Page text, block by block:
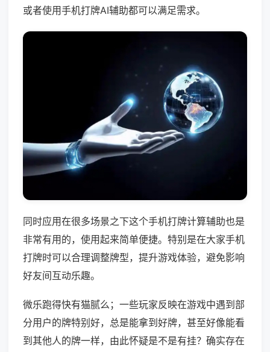
或者使用手机打牌AI辅助都可以满足需求。
同时应用在很多场景之下这个手机打牌计算辅助也是
非常有用的，使用起来简单便捷。特别是在大家手机
打牌时可以合理调整牌型，提升游戏体验，避免影响
好友间互动乐趣。
微乐跑得快有猫腻么；一些玩家反映在游戏中遇到部
分用户的牌特别好，总是能拿到好牌，甚至好像能看
到其他人的牌一样，由此怀疑是不是有挂？确实存在